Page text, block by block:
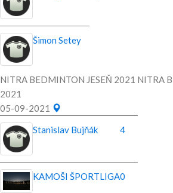
Šimon Setey
NITRA BEDMINTON JESEŇ 2021 NITRA
2021
05-09-2021
Stanislav Bujňák
4
KAMOŠI ŠPORTLIGA0